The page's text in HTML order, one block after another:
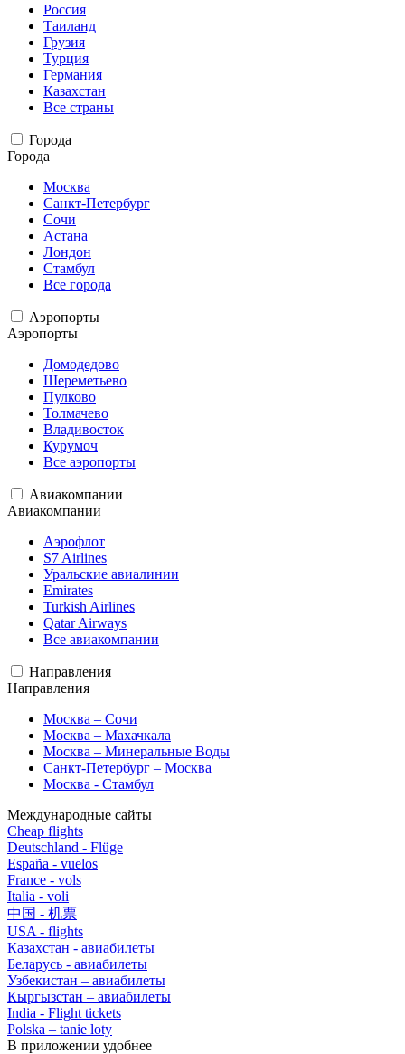
Россия
Таиланд
Грузия
Турция
Германия
Казахстан
Все страны
Города
Города
Москва
Санкт-Петербург
Сочи
Астана
Лондон
Стамбул
Все города
Аэропорты
Аэропорты
Домодедово
Шереметьево
Пулково
Толмачево
Владивосток
Курумоч
Все аэропорты
Авиакомпании
Авиакомпании
Аэрофлот
S7 Airlines
Уральские авиалинии
Emirates
Turkish Airlines
Qatar Airways
Все авиакомпании
Направления
Направления
Москва – Сочи
Москва – Махачкала
Москва – Минеральные Воды
Санкт-Петербург – Москва
Москва - Стамбул
Международные сайты
Cheap flights
Deutschland - Flüge
España - vuelos
France - vols
Italia - voli
中国 - 机票
USA - flights
Казахстан - авиабилеты
Беларусь - авиабилеты
Узбекистан – авиабилеты
Кыргызстан – авиабилеты
India - Flight tickets
Polska – tanie loty
В приложении удобнее